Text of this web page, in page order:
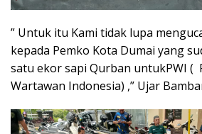
” Untuk itu Kami tidak lupa
kepada Pemko Kota Dumai yang
satu ekor sapi Qurban untukPWI (
Wartawan Indonesia) ,” Ujar